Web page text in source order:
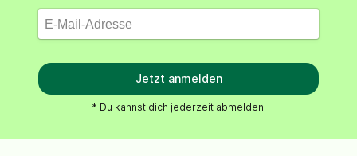
Jetzt anmelden
* Du kannst dich jederzeit abmelden.